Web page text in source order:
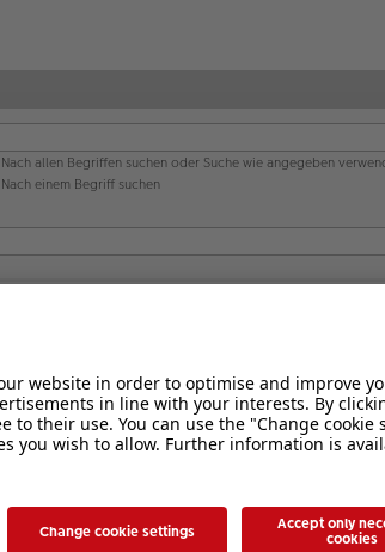
Nach allen Begriffen suchen oder Suche wie angegeben
Nach einem Begriff suchen
Nein